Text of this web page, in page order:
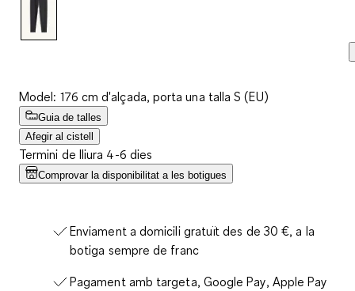
Model: 176 cm d'alçada, porta una talla S (EU)
Guia de talles
Afegir al cistell
Termini de lliura 4-6 dies
Comprovar la disponibilitat a les botigues
Enviament a domicili gratuït des de 30 €, a la
botiga sempre de franc
Pagament amb targeta, Google Pay, Apple Pay